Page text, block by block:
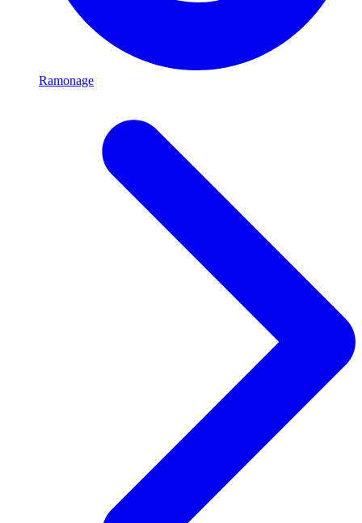
Ramonage